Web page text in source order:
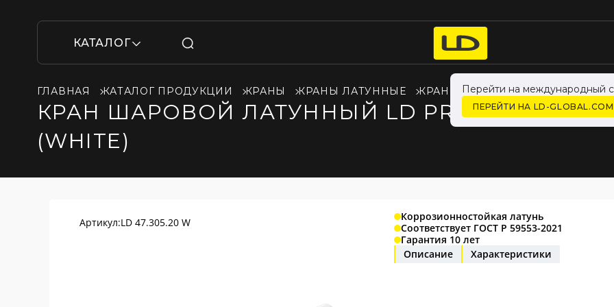
КАТАЛОГ
Перейти на международный
ПЕРЕЙТИ НА LD-GLOBAL.COM
ГЛАВНАЯ КАТАЛОГ ПРОДУКЦИИ КРАНЫ КРАНЫ ЛАТУННЫЕ КРАНЫ LD PRIDE ДЛЯ
КРАН ШАРОВОЙ ЛАТУННЫЙ LD PRIDE 47.20.Н-
(WHITE)
Артикул:LD 47.305.20 W
Коррозионностойкая латунь
Соответствует ГОСТ Р 59553-2021
Гарантия 10 лет
Описание
Характеристики